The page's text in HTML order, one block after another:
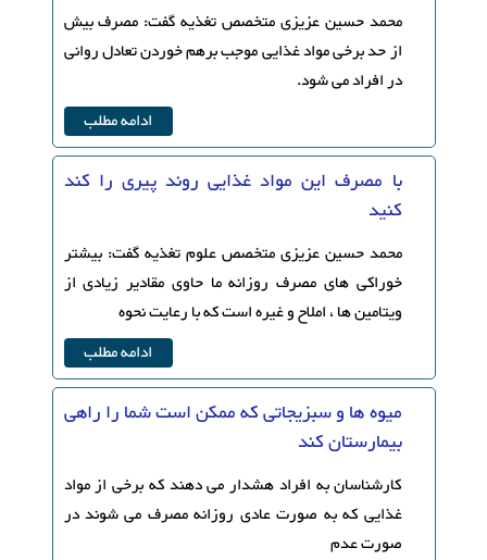
محمد حسین عزیزی متخصص تغذیه گفت: مصرف بیش
از حد برخی مواد غذایی موجب برهم خوردن تعادل روانی
در افراد می شود.
ادامه مطلب
با مصرف این مواد غذایی روند پیری را کند
کنید
محمد حسین عزیزی متخصص علوم تغذیه گفت: بیشتر
خوراکی های مصرف روزانه ما حاوی مقادیر زیادی از
ویتامین ها ، املاح و غیره است که با رعایت نحوه
ادامه مطلب
میوه ها و سبزیجاتی که ممکن است شما را راهی
بیمارستان کند
کارشناسان به افراد هشدار می دهند که برخی از مواد
غذایی که به صورت عادی روزانه مصرف می شوند در
صورت عدم